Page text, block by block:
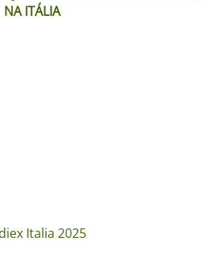
NA ITÁLIA
Italia 2025